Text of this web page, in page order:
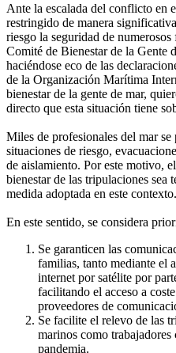
Ante la escalada del conflicto en
restringido de manera
riesgo la seguridad de
Comité de Bienestar de la Gente
haciéndose eco de las
de la Organización Marítima
bienestar de la gente de mar,
directo que esta situación tiene
Miles de profesionales del mar se
situaciones de riesgo,
de aislamiento. Por este motivo,
bienestar de las tripulaciones sea
medida adoptada en este contexto.
En este sentido, se considera
Se garanticen las
familias, tanto mediante el
internet por satélite por
facilitando el acceso a
proveedores de
Se facilite el relevo de las
marinos como
pandemia.